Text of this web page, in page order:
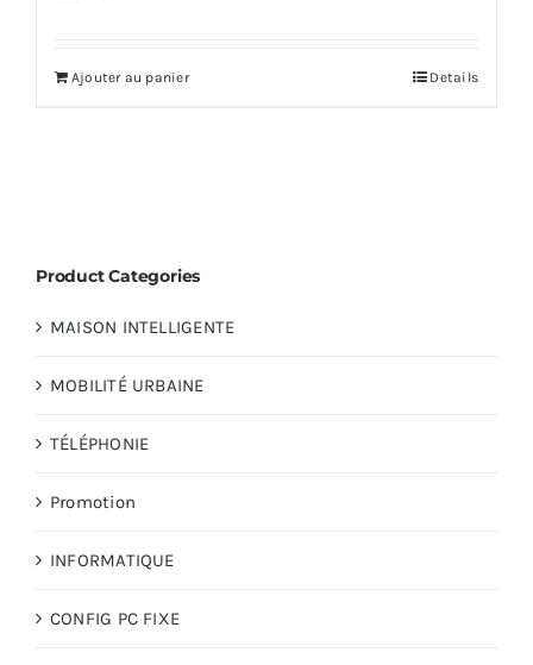
Ajouter au panier Details
Product Categories
MAISON INTELLIGENTE
MOBILITÉ URBAINE
TÉLÉPHONIE
Promotion
INFORMATIQUE
CONFIG PC FIXE